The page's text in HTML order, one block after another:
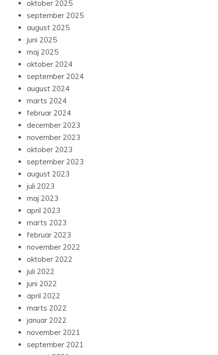
oktober 2025
september 2025
august 2025
juni 2025
maj 2025
oktober 2024
september 2024
august 2024
marts 2024
februar 2024
december 2023
november 2023
oktober 2023
september 2023
august 2023
juli 2023
maj 2023
april 2023
marts 2023
februar 2023
november 2022
oktober 2022
juli 2022
juni 2022
april 2022
marts 2022
januar 2022
november 2021
september 2021